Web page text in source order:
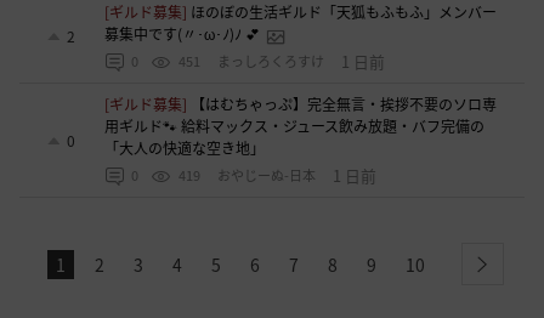
2
[ギルド募集] ほのぼの生活ギルド「天狐もふもふ」メンバー
募集中です(〃･ω･ﾉ)ﾉ 💕
0 451 まっしろくろすけ 1 日前
0
[ギルド募集]
【はむちゃっぷ】完全無言・挨拶不要のソロ専
用ギルド🐾 給料マックス・ジュース飲み放題・バフ完備の
「大人の快適な空き地」
0 419 おやじーぬ-日本 1 日前
1 2 3 4 5 6 7 8 9 10 next